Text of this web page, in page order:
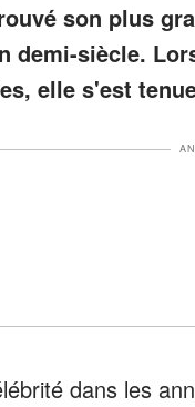
son plus
demi-siècle.
elle s'est
dans les